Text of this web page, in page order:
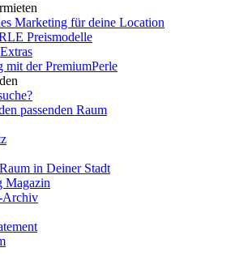
Marketing für deine Location
Preismodelle
mit der PremiumPerle
passenden Raum
in Deiner Stadt
Magazin
Archiv